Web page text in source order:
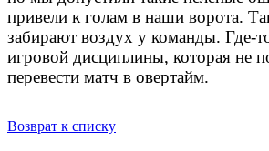
привели к голам в наши ворота.
забирают воздух у команды. Где-
игровой дисциплины, которая не
перевести матч в овертайм.
Возврат к списку